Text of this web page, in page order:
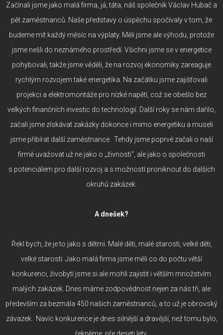
Začínali jsme jako malá firma, já, táta, náš společník Václav Hubač a
pět zaměstnanců. Naše představy o úspěchu spočívaly v tom, že
budeme mít každý měsíc na výplaty. Měli jsme ale výhodu, protože
jsme nešli do neznámého prostředí. Všichni jsme se v energetice
pohybovali, takže jsme věděli, že na rozvoj ekonomiky zareaguje
rychlým rozvojem také energetika. Na začátku jsme zajišťovali
projekci a elektromontáže pro nízké napětí, což se obešlo bez
velkých finančních investic do technologií. Další roky se nám dařilo,
začali jsme získávat zakázky dokonce i mimo energetiku a museli
jsme přibírat další zaměstnance. Tehdy jsme poprvé začali o naší
firmě uvažovat už ne jako o „živnosti“, ale jako o společnosti
s potenciálem pro další rozvoj a s možností proniknout do dalších
okruhů zakázek.
A dnešek?
Řekl bych, že je to jako s dětmi. Malé děti, malé starosti, velké děti,
velké starosti. Jako malá firma jsme měli co do počtu větší
konkurenci, živobytí jsme si ale mohli zajistit i větším množstvím
malých zakázek. Dnes máme zodpovědnost nejen za nás tři, ale
především za bezmála 450 našich zaměstnanců, a to už je obrovský
závazek. Navíc konkurence je dnes silnější a dravější, než tomu bylo,